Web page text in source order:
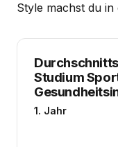
Style machst du in
Studium
1. Jahr